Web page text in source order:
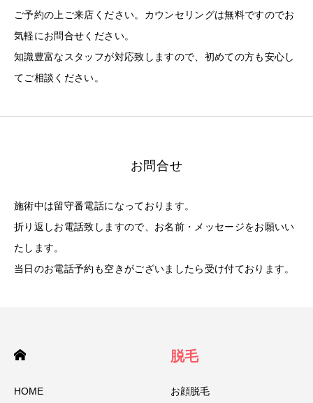
ご予約の上ご来店ください。カウンセリングは無料ですのでお
気軽にお問合せください。
知識豊富なスタッフが対応致しますので、初めての方も安心し
てご相談ください。
お問合せ
施術中は留守番電話になっております。
折り返しお電話致しますので、お名前・メッセージをお願いい
たします。
当日のお電話予約も空きがございましたら受け付ております。
HOME
脱毛
お顔脱毛